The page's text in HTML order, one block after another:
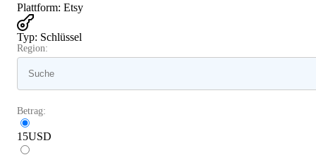
Plattform: Etsy
Typ: Schlüssel
Region:
Betrag:
15USD